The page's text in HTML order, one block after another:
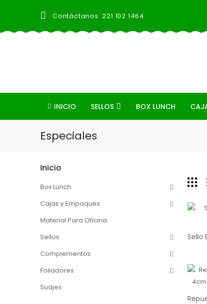
Contáctanos: 221 102 1464
INICIO SELLOS BOX LUNCH
Especiales
Inicio
Box Lunch
Cajas y Empaques
Material Para Oficina
Sellos
Complementos
Foliadores
Suajes